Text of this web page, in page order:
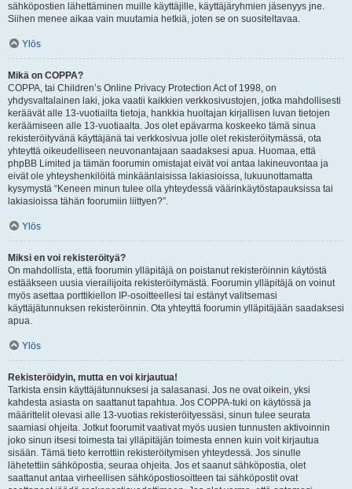
sähköpostien lähettäminen muille käyttäjille, käyttäjäryhmien jäsenyys jne.
Siihen menee aikaa vain muutamia hetkiä, joten se on suositeltavaa.
Ylös
Mikä on COPPA?
COPPA, tai Children’s Online Privacy Protection Act of 1998, on
yhdysvaltalainen laki, joka vaatii kaikkien verkkosivustojen, jotka mahdollisesti
keräävät alle 13-vuotiailta tietoja, hankkia huoltajan kirjallisen luvan tietojen
keräämiseen alle 13-vuotiaalta. Jos olet epävarma koskeeko tämä sinua
rekisteröityvänä käyttäjänä tai verkkosivua jolle olet rekisteröitymässä, ota
yhteyttä oikeudelliseen neuvonantajaan saadaksesi apua. Huomaa, että
phpBB Limited ja tämän foorumin omistajat eivät voi antaa lakineuvontaa ja
eivät ole yhteyshenkilöitä minkäänlaisissa lakiasioissa, lukuunottamatta
kysymystä “Keneen minun tulee olla yhteydessä väärinkäytöstapauksissa tai
lakiasioissa tähän foorumiin liittyen?”.
Ylös
Miksi en voi rekisteröityä?
On mahdollista, että foorumin ylläpitäjä on poistanut rekisteröinnin käytöstä
estääkseen uusia vierailijoita rekisteröitymästä. Foorumin ylläpitäjä on voinut
myös asettaa porttikiellon IP-osoitteellesi tai estänyt valitsemasi
käyttäjätunnuksen rekisteröinnin. Ota yhteyttä foorumin ylläpitäjään saadaksesi
apua.
Ylös
Rekisteröidyin, mutta en voi kirjautua!
Tarkista ensin käyttäjätunnuksesi ja salasanasi. Jos ne ovat oikein, yksi
kahdesta asiasta on saattanut tapahtua. Jos COPPA-tuki on käytössä ja
määrittelit olevasi alle 13-vuotias rekisteröityessäsi, sinun tulee seurata
saamiasi ohjeita. Jotkut foorumit vaativat myös uusien tunnusten aktivoinnin
joko sinun itsesi toimesta tai ylläpitäjän toimesta ennen kuin voit kirjautua
sisään. Tämä tieto kerrottiin rekisteröitymisen yhteydessä. Jos sinulle
lähetettiin sähköpostia, seuraa ohjeita. Jos et saanut sähköpostia, olet
saattanut antaa virheellisen sähköpostiosoitteen tai sähköpostit ovat